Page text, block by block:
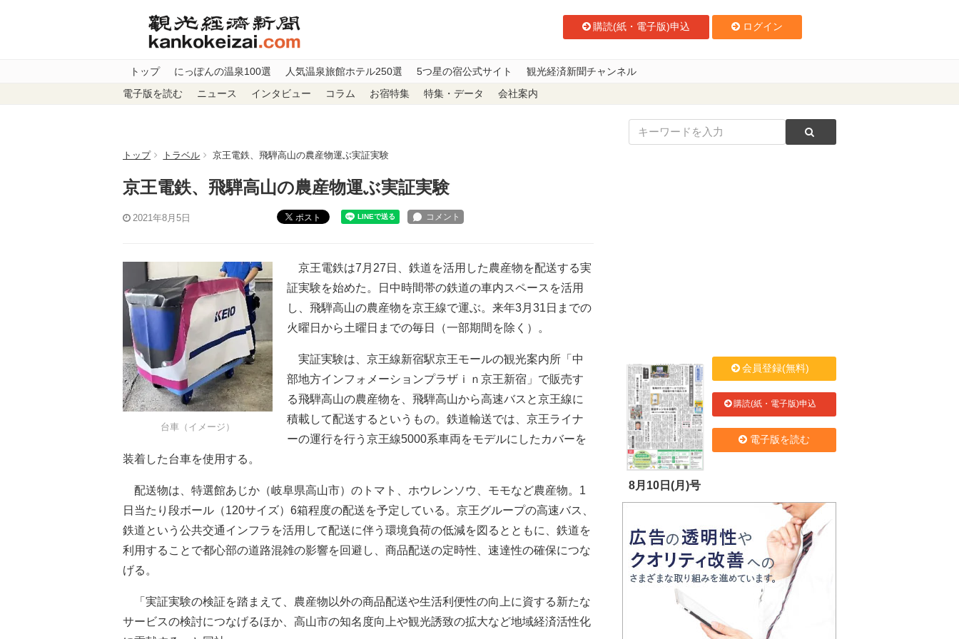
購読(紙・電子版)申込 ログイン
トップ にっぽんの温泉100選 人気温泉旅館ホテル250選 5つ星の宿公式サイト 観光経済新聞チャンネル
電子版を読む ニュース インタビュー コラム お宿特集 特集・データ 会社案内
トップ トラベル 京王電鉄、飛騨高山の農産物運ぶ実証実験
京王電鉄、飛騨高山の農産物運ぶ実証実験
2021年8月5日 ポスト
台車（イメージ）
京王電鉄は7月27日、鉄道を活用した農産物を配送する実
証実験を始めた。日中時間帯の鉄道の車内スペースを活用
し、飛騨高山の農産物を京王線で運ぶ。来年3月31日までの
火曜日から土曜日までの毎日（一部期間を除く）。
実証実験は、京王線新宿駅京王モールの観光案内所「中
部地方インフォメーションプラザｉｎ京王新宿」で販売す
る飛騨高山の農産物を、飛騨高山から高速バスと京王線に
積載して配送するというもの。鉄道輸送では、京王ライナ
ーの運行を行う京王線5000系車両をモデルにしたカバーを
装着した台車を使用する。
配送物は、特選館あじか（岐阜県高山市）のトマト、ホウレンソウ、モモなど農産物。1
日当たり段ボール（120サイズ）6箱程度の配送を予定している。京王グループの高速バス、
鉄道という公共交通インフラを活用して配送に伴う環境負荷の低減を図るとともに、鉄道を
利用することで都心部の道路混雑の影響を回避し、商品配送の定時性、速達性の確保につな
げる。
「実証実験の検証を踏まえて、農産物以外の商品配送や生活利便性の向上に資する新たな
サービスの検討につなげるほか、高山市の知名度向上や観光誘致の拡大など地域経済活性化
8月10日(月)号
会員登録(無料)
購読(紙・電子版)申込
電子版を読む